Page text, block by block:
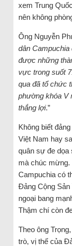
xem Trung
nên không
Ông Nguyễn
dân Campuchia
được những
vực trong suốt
qua đã tổ chức
phường khóa V
thắng lợi.”
Không biết
Việt Nam hay
quân sự đe dọa
mà chúc mừng.
Campuchia có
Đảng Cộng
ngoại bang
Thậm chí còn
Theo ông
trò, vị thế của